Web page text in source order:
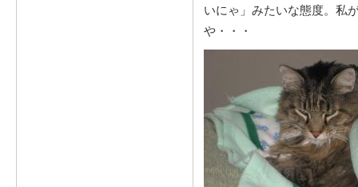
いにゃ」みたいな態度。私
や・・・